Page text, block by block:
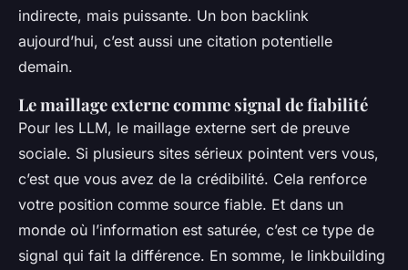
indirecte, mais puissante. Un bon backlink
aujourd’hui, c’est aussi une citation potentielle
demain.
Le maillage externe comme signal de fiabilité
Pour les LLM, le maillage externe sert de preuve
sociale. Si plusieurs sites sérieux pointent vers vous,
c’est que vous avez de la crédibilité. Cela renforce
votre position comme source fiable. Et dans un
monde où l’information est saturée, c’est ce type de
signal qui fait la différence. En somme, le linkbuilding